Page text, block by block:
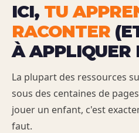
ICI, TU
RACONTER
À APPLIQUER
La plupart des ressources
sous des centaines de
jouer un enfant, c'est
faut.